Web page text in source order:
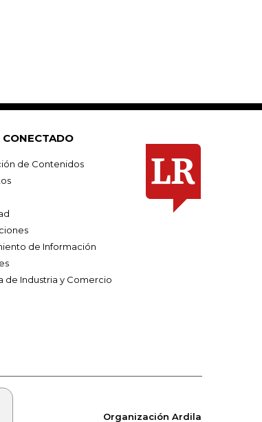
de Contenidos
de Información
de Industria y Comercio
Organización Ardila